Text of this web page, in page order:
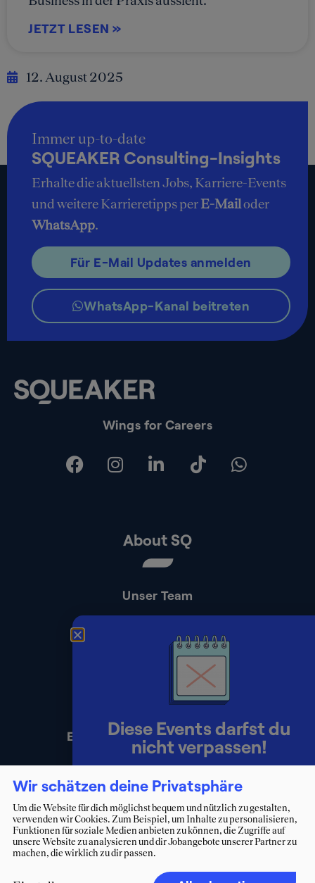
JETZT LESEN »
12. August 2025
Wings for Careers
About SQ
Unser Team
Presse
Impressum
Datenschutz
Erklärung zur Barrierefreiheit
Immer up-to-date
SQUEAKER Consulting-Insights
Erhalte die aktuellsten Jobs, Karriere-Events
und weitere Karrieretipps perE-Mailoder
WhatsApp.
Für E-Mail Updates anmelden
WhatsApp-Kanal beitreten
Wir schätzen deine Privatsphäre
Um die Website für dich möglichst bequem und nützlich zu gestalten,
verwenden wir Cookies. Zum Beispiel, um Inhalte zu personalisieren,
Funktionen für soziale Medien anbieten zu können, die Zugriffe auf
unsere Website zu analysieren und dir Jobangebote unserer Partner zu
machen, die wirklich zu dir passen.
Diese Events darfst du
nicht verpassen!
Lerne Berater:innen persönlich
kennen und starte deinen Weg ins
Consulting.
Zum Eventkalender